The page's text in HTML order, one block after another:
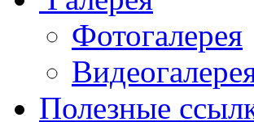
Фотогалерея
Полезные